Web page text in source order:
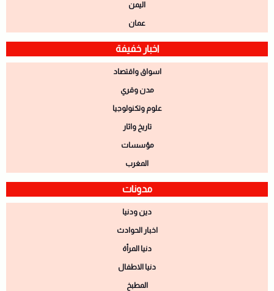
اليمن
عمان
اخبار خفيفة
اسواق واقتصاد
مدن وقري
علوم وتكنولوجيا
تاريخ واثار
مؤسسات
المغرب
مدونات
دين ودنيا
اخبار الحوادث
دنيا المرأة
دنيا الاطفال
المطبخ